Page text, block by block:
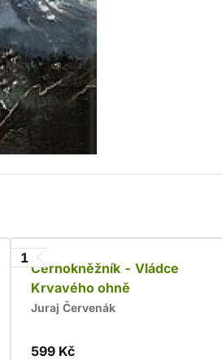
1
Černokněžník - Vládce
Krvavého ohně
Juraj Červenák
599 Kč